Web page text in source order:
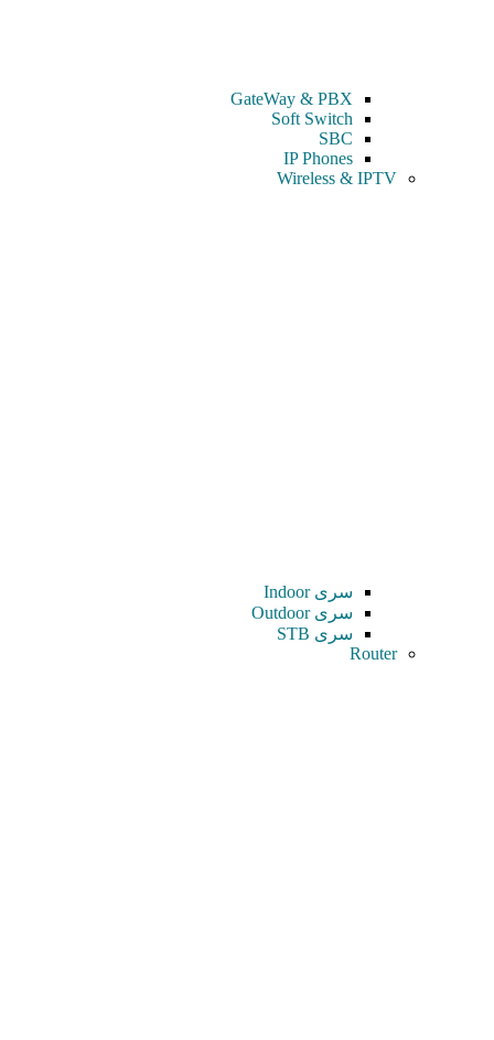
GateWay & PBX
Soft Switch
SBC
IP Phones
Wireless & IPTV
سری Indoor
سری Outdoor
سری STB
Router